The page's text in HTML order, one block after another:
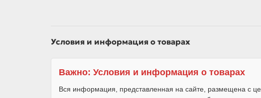
Условия и информация о товарах
Важно: Условия и информация о товарах
Вся информация, представленная на сайте, размещена с